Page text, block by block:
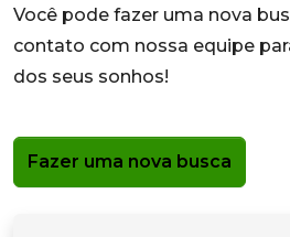
Você pode fazer uma nova
contato com nossa equipe
dos seus sonhos!
Fazer uma nova busca